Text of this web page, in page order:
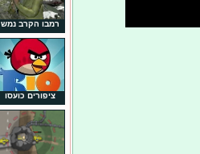
רמבו הקרב נמש
ציפורים כועסו